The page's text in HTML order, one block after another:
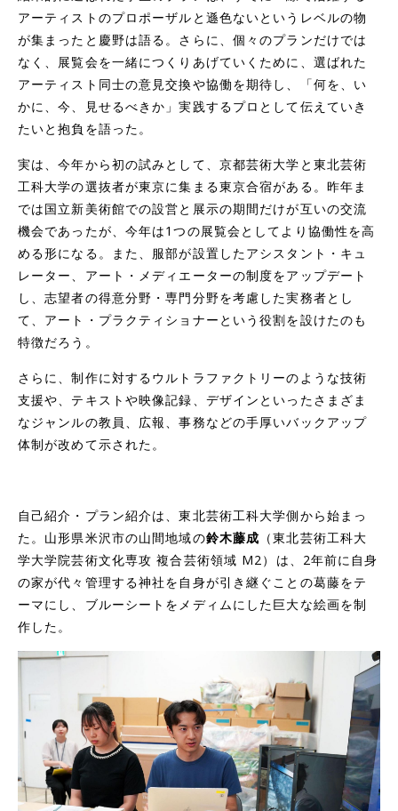
アーティストのプロポーザルと遜色ないというレベルの物
が集まったと慶野は語る。さらに、個々のプランだけでは
なく、展覧会を一緒につくりあげていくために、選ばれた
アーティスト同士の意見交換や協働を期待し、「何を、い
かに、今、見せるべきか」実践するプロとして伝えていき
たいと抱負を語った。
実は、今年から初の試みとして、京都芸術大学と東北芸術
工科大学の選抜者が東京に集まる東京合宿がある。昨年ま
では国立新美術館での設営と展示の期間だけが互いの交流
機会であったが、今年は1つの展覧会としてより協働性を高
める形になる。また、服部が設置したアシスタント・キュ
レーター、アート・メディエーターの制度をアップデート
し、志望者の得意分野・専門分野を考慮した実務者とし
て、アート・プラクティショナーという役割を設けたのも
特徴だろう。
さらに、制作に対するウルトラファクトリーのような技術
支援や、テキストや映像記録、デザインといったさまざま
なジャンルの教員、広報、事務などの手厚いバックアップ
体制が改めて示された。
自己紹介・プラン紹介は、東北芸術工科大学側から始まっ
た。山形県米沢市の山間地域の鈴木藤成 （東北芸術工科大
学大学院芸術文化専攻 複合芸術領域 M2）は、2年前に自身
の家が代々管理する神社を自身が引き継ぐことの葛藤をテ
ーマにし、ブルーシートをメディムにした巨大な絵画を制
作した。